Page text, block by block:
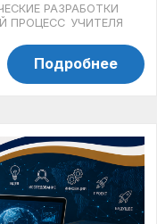
РАЗРАБОТКИ
ПРОЦЕСС УЧИТЕЛЯ
Подробнее